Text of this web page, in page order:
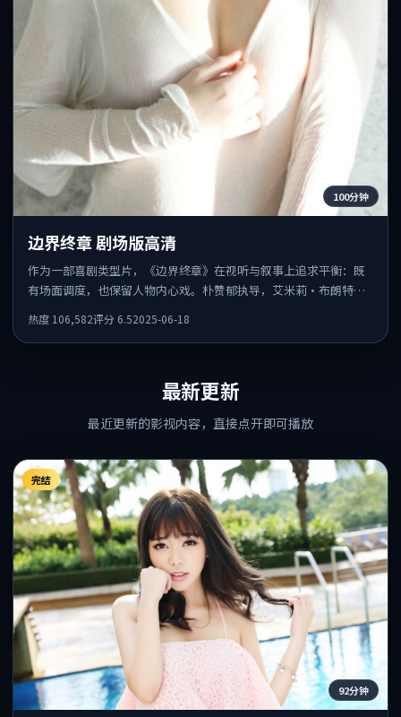
100分钟
边界终章 剧场版高清
作为一部喜剧类型片，《边界终章》在视听与叙事上追求平衡：既
有场面调度，也保留人物内心戏。朴赞郁执导，艾米莉·布朗特、
热度 106,582评分 6.52025-06-18
最新更新
最近更新的影视内容，直接点开即可播放
完结
92分钟